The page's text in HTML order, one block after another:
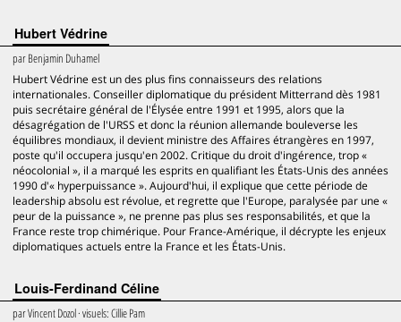
Hubert Védrine
parBenjamin Duhamel
Hubert Védrine est un des plus fins connaisseurs des relations
internationales. Conseiller diplomatique du président Mitterrand dès 1981
puis secrétaire général de l'Élysée entre 1991 et 1995, alors que la
désagrégation de l'URSS et donc la réunion allemande bouleverse les
équilibres mondiaux, il devient ministre des Affaires étrangères en 1997,
poste qu'il occupera jusqu'en 2002. Critique du droit d'ingérence, trop «
néocolonial », il a marqué les esprits en qualifiant les États-Unis des années
1990 d'« hyperpuissance ». Aujourd'hui, il explique que cette période de
leadership absolu est révolue, et regrette que l'Europe, paralysée par une «
peur de la puissance », ne prenne pas plus ses responsabilités, et que la
France reste trop chimérique. Pour France-Amérique, il décrypte les enjeux
diplomatiques actuels entre la France et les États-Unis.
Louis-Ferdinand Céline
parVincent Dozol· visuels:Cillie Pam